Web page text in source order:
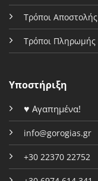
Τρόποι Αποστολής
Τρόποι Πληρωμής
Υποστήριξη
♥ Αγαπημένα!
info@gorogias.gr
+30 22370 22752